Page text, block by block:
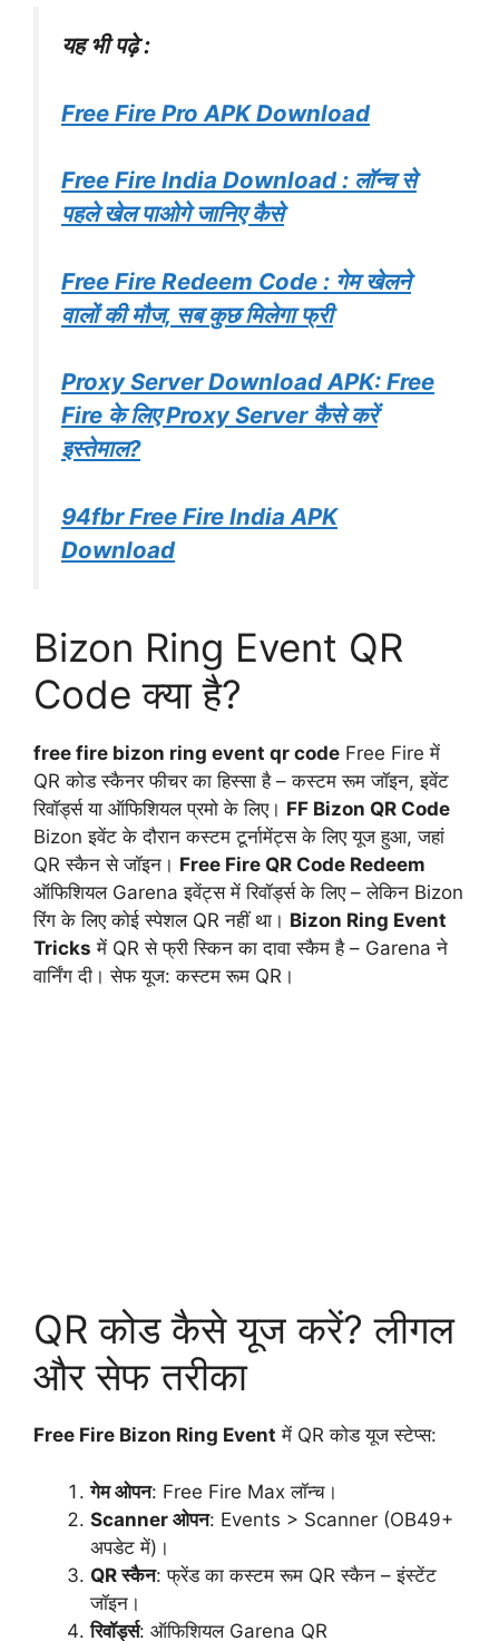
यह भी पढ़े :
Free Fire Pro APK Download
Free Fire India Download : लॉन्च से
पहले खेल पाओगे जानिए कैसे
Free Fire Redeem Code : गेम खेलने
वालों की मौज, सब कुछ मिलेगा फ्री
Proxy Server Download APK: Free
Fire के लिए Proxy Server कैसे करें
इस्तेमाल?
94fbr Free Fire India APK
Download
Bizon Ring Event QR
Code क्या है?
free fire bizon ring event qr code Free Fire में
QR कोड स्कैनर फीचर का हिस्सा है – कस्टम रूम जॉइन, इवेंट
रिवॉर्ड्स या ऑफिशियल प्रमो के लिए। FF Bizon QR Code
Bizon इवेंट के दौरान कस्टम टूर्नामेंट्स के लिए यूज हुआ, जहां
QR स्कैन से जॉइन। Free Fire QR Code Redeem
ऑफिशियल Garena इवेंट्स में रिवॉर्ड्स के लिए – लेकिन Bizon
रिंग के लिए कोई स्पेशल QR नहीं था। Bizon Ring Event
Tricks में QR से फ्री स्किन का दावा स्कैम है – Garena ने
वार्निंग दी। सेफ यूज: कस्टम रूम QR।
QR कोड कैसे यूज करें? लीगल
और सेफ तरीका
Free Fire Bizon Ring Event में QR कोड यूज स्टेप्स:
गेम ओपन: Free Fire Max लॉन्च।
Scanner ओपन: Events > Scanner (OB49+
अपडेट में)।
QR स्कैन: फ्रेंड का कस्टम रूम QR स्कैन – इंस्टेंट
जॉइन।
रिवॉर्ड्स: ऑफिशियल Garena QR